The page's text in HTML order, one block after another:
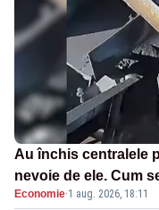
Au închis centralele
nevoie de ele. Cum
energetică
Economie·1 aug. 2026, 18:11